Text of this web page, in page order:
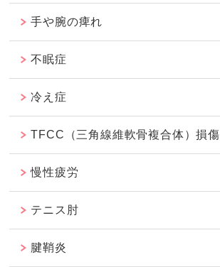
手や腕の痺れ
不眠症
冷え症
TFCC（三角線維軟骨複合体）損傷
慢性疲労
テニス肘
腱鞘炎